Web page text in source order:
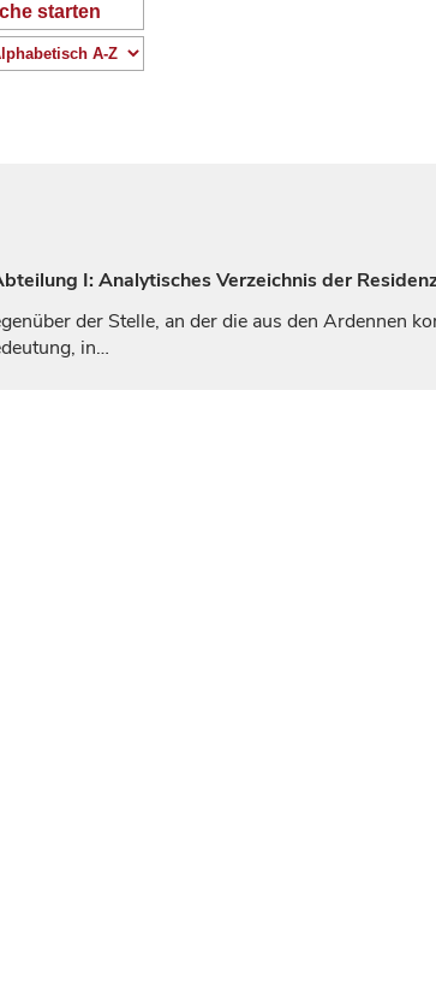
starten
I: Analytisches Verzeichnis der
der Stelle, an der die aus den Ardennen
in…